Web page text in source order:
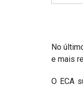
No
e mais
O ECA